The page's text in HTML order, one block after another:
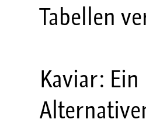
Tabellen
Kaviar: